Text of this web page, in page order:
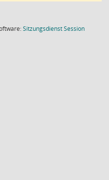
SitzungsdienstSession(Wird in